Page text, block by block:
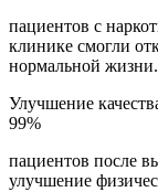
пациентов с
клинике смогли
нормальной жизни.
Улучшение
99%
пациентов после
улучшение